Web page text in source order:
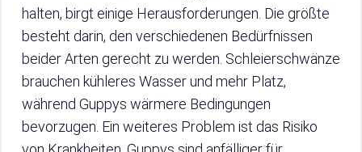
halten, birgt einige Herausforderungen. Die größte
besteht darin, den verschiedenen Bedürfnissen
beider Arten gerecht zu werden. Schleierschwänze
brauchen kühleres Wasser und mehr Platz,
während Guppys wärmere Bedingungen
bevorzugen. Ein weiteres Problem ist das Risiko